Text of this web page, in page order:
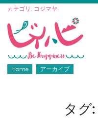
カテゴリ: コジマヤ
Home アーカイブ
タグ